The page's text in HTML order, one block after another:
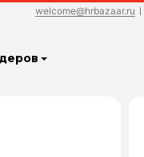
welcome@hrbazaar.ru